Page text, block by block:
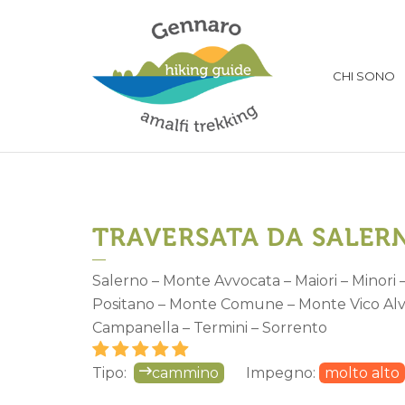
CHI SONO
TRAVERSATA DA
Salerno – Monte Avvocata – Maiori –
Positano – Monte Comune – Monte Vico
Campanella – Termini – Sorrento
Tipo: cammino Impegno: molto alto